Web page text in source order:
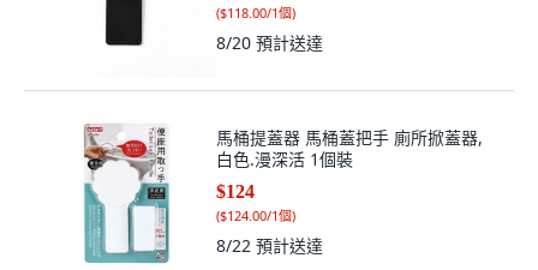
($118.00/1個)
8/20 預計送達
馬桶提蓋器 馬桶蓋把手 廁所掀蓋器,
白色.漫深活 1個裝
$124
($124.00/1個)
8/22 預計送達